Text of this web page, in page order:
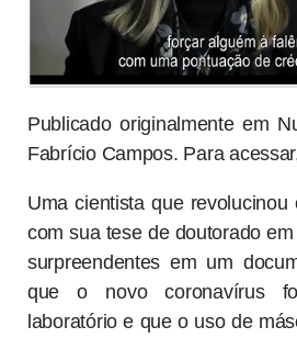
Publicado originalmente em
Fabrício Campos. Para
Uma cientista que revolucinou
com sua tese de doutorado
surpreendentes em um
que o novo coronavírus
laboratório e que o uso de